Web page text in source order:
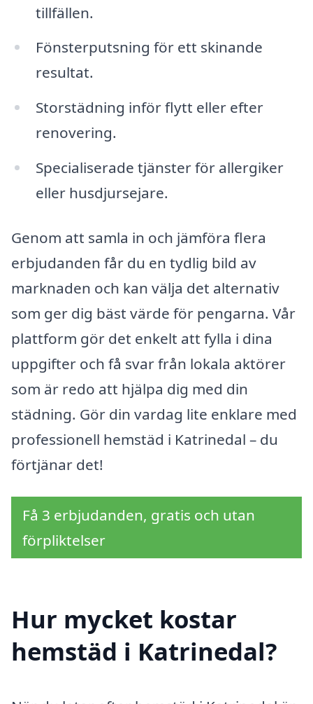
tillfällen.
Fönsterputsning för ett skinande
resultat.
Storstädning inför flytt eller efter
renovering.
Specialiserade tjänster för allergiker
eller husdjursejare.
Genom att samla in och jämföra flera
erbjudanden får du en tydlig bild av
marknaden och kan välja det alternativ
som ger dig bäst värde för pengarna. Vår
plattform gör det enkelt att fylla i dina
uppgifter och få svar från lokala aktörer
som är redo att hjälpa dig med din
städning. Gör din vardag lite enklare med
professionell hemstäd i Katrinedal – du
förtjänar det!
Få 3 erbjudanden, gratis och utan
förpliktelser
Hur mycket kostar
hemstäd i Katrinedal?